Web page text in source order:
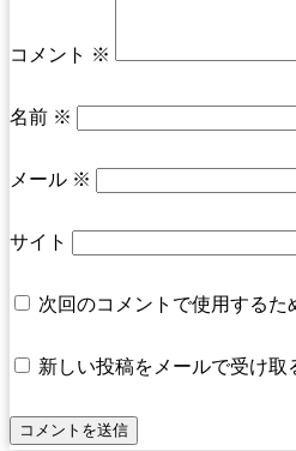
コメント ※
名前 ※
メール ※
サイト
次回のコメントで使用する
新しい投稿をメールで受け取